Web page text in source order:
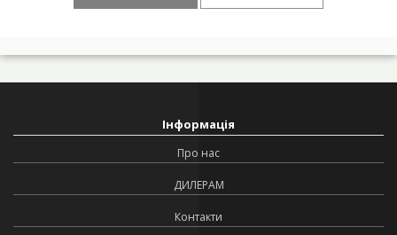
Інформація
Про нас
ДИЛЕРАМ
Контакти